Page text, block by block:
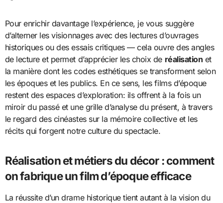
Pour enrichir davantage l’expérience, je vous suggère
d’alterner les visionnages avec des lectures d’ouvrages
historiques ou des essais critiques — cela ouvre des angles
de lecture et permet d’apprécier les choix de réalisation et
la manière dont les codes esthétiques se transforment selon
les époques et les publics. En ce sens, les films d’époque
restent des espaces d’exploration: ils offrent à la fois un
miroir du passé et une grille d’analyse du présent, à travers
le regard des cinéastes sur la mémoire collective et les
récits qui forgent notre culture du spectacle.
Réalisation et métiers du décor : comment
on fabrique un film d’époque efficace
La réussite d’un drame historique tient autant à la vision du